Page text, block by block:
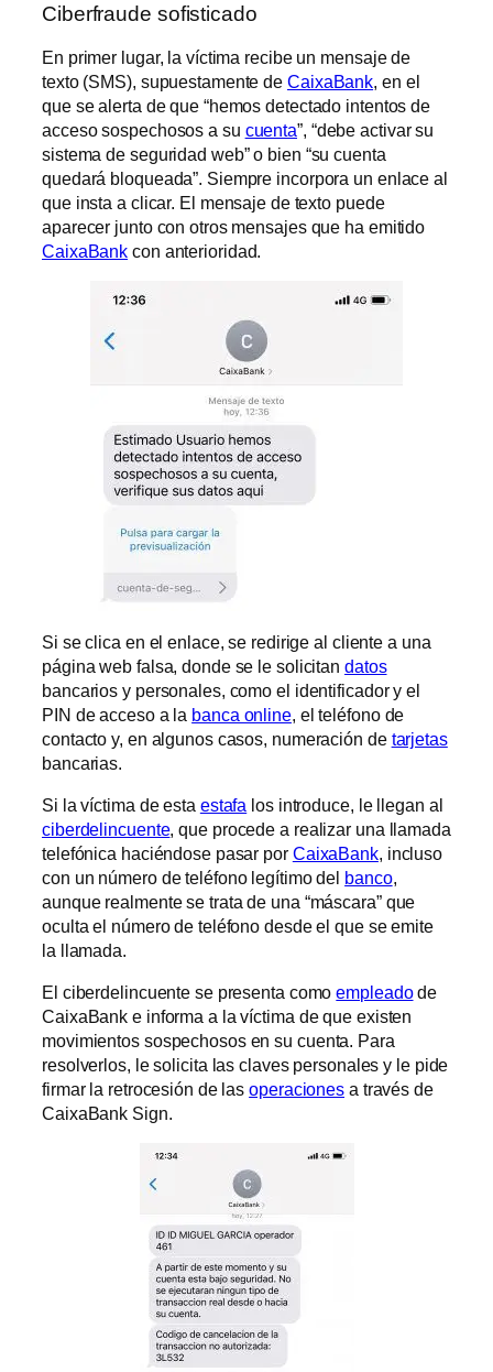
Ciberfraude sofisticado
En primer lugar, la víctima recibe un mensaje de
texto (SMS), supuestamente de CaixaBank, en el
que se alerta de que “hemos detectado intentos de
acceso sospechosos a su cuenta”, “debe activar su
sistema de seguridad web” o bien “su cuenta
quedará bloqueada”. Siempre incorpora un enlace al
que insta a clicar. El mensaje de texto puede
aparecer junto con otros mensajes que ha emitido
CaixaBank con anterioridad.
Si se clica en el enlace, se redirige al cliente a una
página web falsa, donde se le solicitan datos
bancarios y personales, como el identificador y el
PIN de acceso a la banca online, el teléfono de
contacto y, en algunos casos, numeración de tarjetas
bancarias.
Si la víctima de esta estafa los introduce, le llegan al
ciberdelincuente, que procede a realizar una llamada
telefónica haciéndose pasar por CaixaBank, incluso
con un número de teléfono legítimo del banco,
aunque realmente se trata de una “máscara” que
oculta el número de teléfono desde el que se emite
la llamada.
El ciberdelincuente se presenta comoempleadode
CaixaBank e informa a la víctima de que existen
movimientos sospechosos en su cuenta. Para
resolverlos, le solicita las claves personales y le pide
firmar la retrocesión de lasoperaciones a través de
CaixaBank Sign.